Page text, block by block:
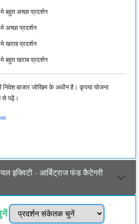
बहुत अच्छा प्रदर्शन
अच्छा प्रदर्शन
खराब प्रदर्शन
बहुत खराब प्रदर्शन
बाजार जोखिम के अधीन है। कृपया योजना
से पढ़ें।
इक्विटी - आर्बिट्राज फंड कैटेगरी